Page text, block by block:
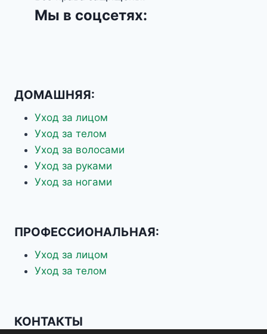
Мы в соцсетях:
ДОМАШНЯЯ:
Уход за лицом
Уход за телом
Уход за волосами
Уход за руками
Уход за ногами
ПРОФЕССИОНАЛЬНАЯ:
Уход за лицом
Уход за телом
КОНТАКТЫ